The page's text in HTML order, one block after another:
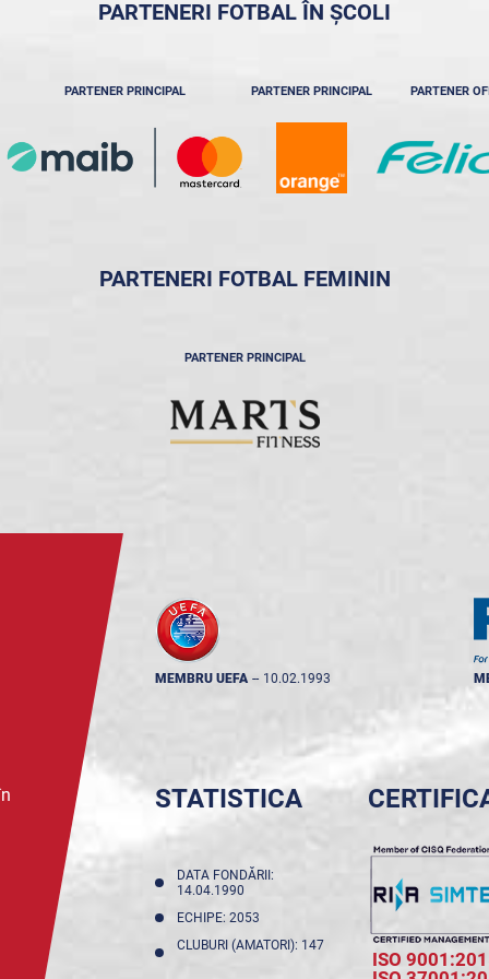
PARTENERI FOTBAL ÎN ȘCOLI
PARTENER PRINCIPAL PARTENER PRINCIPAL PARTENER
PARTENERI FOTBAL FEMININ
PARTENER PRINCIPAL
MEMBRU UEFA -- 10.02.1993
STATISTICA
DATA FONDĂRII:
14.04.1990
ECHIPE: 2053
CLUBURI (AMATORI): 147
ISO